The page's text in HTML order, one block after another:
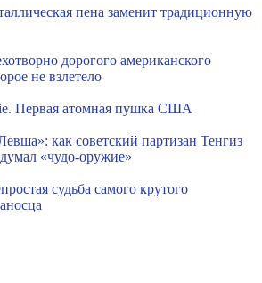
пена заменит традиционную
дорогого американского
не взлетело
Первая атомная пушка США
как советский партизан Тенгиз
«чудо-оружие»
судьба самого крутого